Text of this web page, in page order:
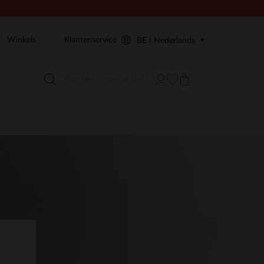
Winkels Klantenservice BE | Nederlands